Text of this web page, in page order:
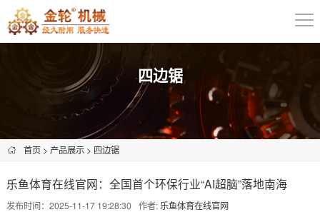
四边锯
首页> 产品展示> 四边锯
乐鱼体育在线官网：全国首个环保行业“AI超脑”落地南海
发布时间：2025-11-17 19:28:30 作者: 乐鱼体育在线官网